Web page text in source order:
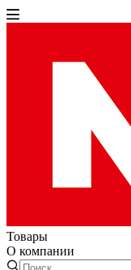
Товары
О компании